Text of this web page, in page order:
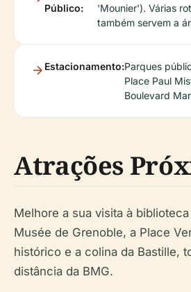
Público:
'Mounier'). Várias
também servem a
Estacionamento:Parques
Place Paul
Boulevard
Atrações
Melhore a sua visita à
Musée de Grenoble, a Place
histórico e a colina da Bastille,
distância da BMG.